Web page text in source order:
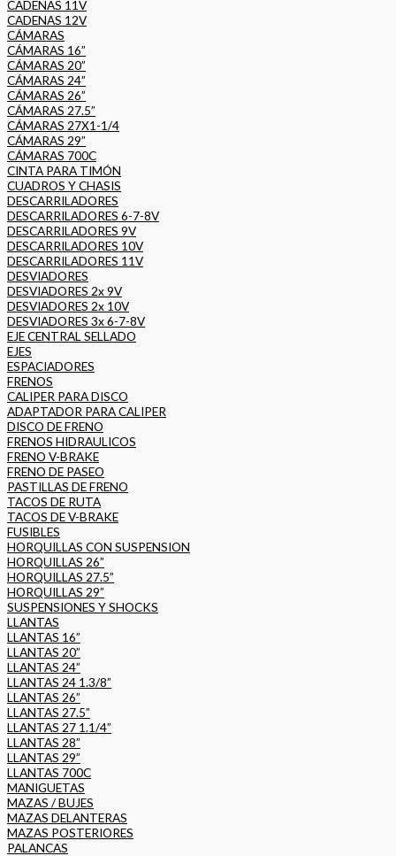
CADENAS 11V
CADENAS 12V
CÁMARAS
CÁMARAS 16”
CÁMARAS 20”
CÁMARAS 24”
CÁMARAS 26”
CÁMARAS 27.5”
CÁMARAS 27X1-1/4
CÁMARAS 29”
CÁMARAS 700C
CINTA PARA TIMÓN
CUADROS Y CHASIS
DESCARRILADORES
DESCARRILADORES 6-7-8V
DESCARRILADORES 9V
DESCARRILADORES 10V
DESCARRILADORES 11V
DESVIADORES
DESVIADORES 2x 9V
DESVIADORES 2x 10V
DESVIADORES 3x 6-7-8V
EJE CENTRAL SELLADO
EJES
ESPACIADORES
FRENOS
CALIPER PARA DISCO
ADAPTADOR PARA CALIPER
DISCO DE FRENO
FRENOS HIDRAULICOS
FRENO V-BRAKE
FRENO DE PASEO
PASTILLAS DE FRENO
TACOS DE RUTA
TACOS DE V-BRAKE
FUSIBLES
HORQUILLAS CON SUSPENSION
HORQUILLAS 26”
HORQUILLAS 27.5”
HORQUILLAS 29”
SUSPENSIONES Y SHOCKS
LLANTAS
LLANTAS 16”
LLANTAS 20”
LLANTAS 24”
LLANTAS 24 1.3/8”
LLANTAS 26”
LLANTAS 27.5”
LLANTAS 27 1.1/4”
LLANTAS 28”
LLANTAS 29”
LLANTAS 700C
MANIGUETAS
MAZAS / BUJES
MAZAS DELANTERAS
MAZAS POSTERIORES
PALANCAS